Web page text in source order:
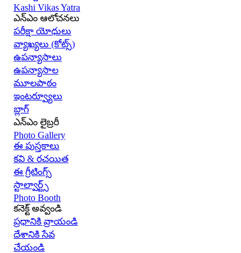
Kashi Vikas Yatra
ఎన్ఎం ఆలోచనలు
పరీక్షా యోధులు
వ్యాఖ్యలు (కోట్స్)
ఉపన్యాసాలు
ఉపన్యాసాల
మూలపాఠం
ఇంటర్వ్యూలు
బ్లాగ్
ఎన్ఎం లైబ్రరీ
Photo Gallery
ఈ పుస్తకాలు
కవి & రచయిత
ఈ గ్రీటింగ్స్
స్టాల్వార్ట్స్
Photo Booth
కనెక్ట్ అవ్వండి
ప్రధానికి వ్రాయండి
దేశానికి సేవ
చేయండి